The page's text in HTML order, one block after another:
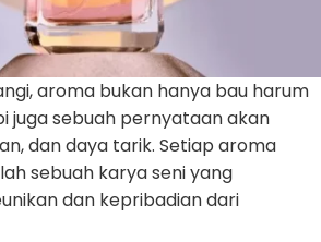
aroma bukan hanya bau harum
juga sebuah pernyataan akan
dan daya tarik. Setiap aroma
sebuah karya seni yang
dan kepribadian dari